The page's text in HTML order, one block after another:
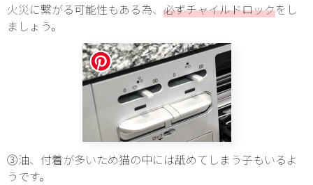
火災に繋がる可能性もある為、 必ずチャイルドロックをし
ましょう。
③油、付着が多いため猫の中には舐めてしまう子もいるよ
うです。